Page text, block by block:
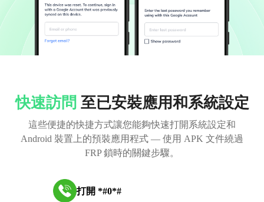
快速訪問 至已安裝應用和系統設定
這些便捷的快捷方式讓您能夠快速打開系統設定和
Android 裝置上的預裝應用程式 — 使用 APK 文件繞過
FRP 鎖時的關鍵步驟。
打開 *#0*#